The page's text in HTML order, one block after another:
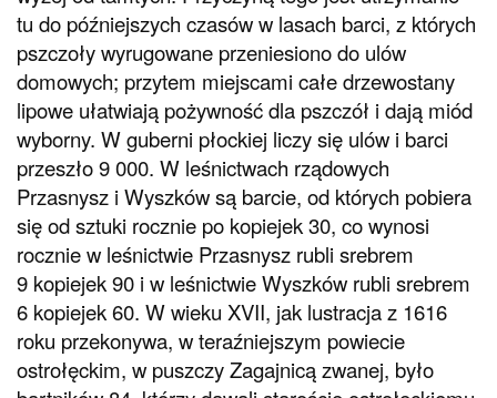
tu do późniejszych czasów w lasach barci, z których
pszczoły wyrugowane przeniesiono do ulów
domowych; przytem miejscami całe drzewostany
lipowe ułatwiają pożywność dla pszczół i dają miód
wyborny. W guberni płockiej liczy się ulów i barci
przeszło 9 000. W leśnictwach rządowych
Przasnysz i Wyszków są barcie, od których pobiera
się od sztuki rocznie po kopiejek 30, co wynosi
rocznie w leśnictwie Przasnysz rubli srebrem
9 kopiejek 90 i w leśnictwie Wyszków rubli srebrem
6 kopiejek 60. W wieku XVII, jak lustracja z 1616
roku przekonywa, w teraźniejszym powiecie
ostrołęckim, w puszczy Zagajnicą zwanej, było